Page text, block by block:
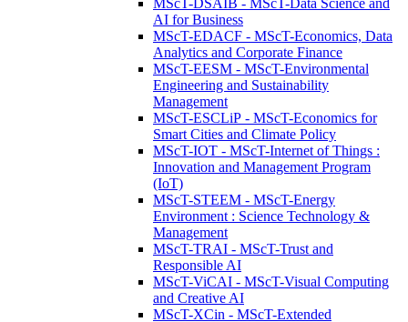
MScT-DSAIB - MScT-Data Science and
AI for Business
MScT-EDACF - MScT-Economics, Data
Analytics and Corporate Finance
MScT-EESM - MScT-Environmental
Engineering and Sustainability
Management
MScT-ESCLiP - MScT-Economics for
Smart Cities and Climate Policy
MScT-IOT - MScT-Internet of Things :
Innovation and Management Program
(IoT)
MScT-STEEM - MScT-Energy
Environment : Science Technology &
Management
MScT-TRAI - MScT-Trust and
Responsible AI
MScT-ViCAI - MScT-Visual Computing
and Creative AI
MScT-XCin - MScT-Extended